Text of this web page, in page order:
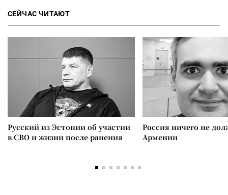
СЕЙЧАС ЧИТАЮТ
Русский из Эстонии об участии
в СВО и жизни после ранения
Россия ничего не
Армении